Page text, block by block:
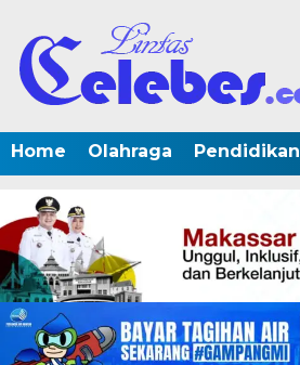
Home Olahraga Pendidikan